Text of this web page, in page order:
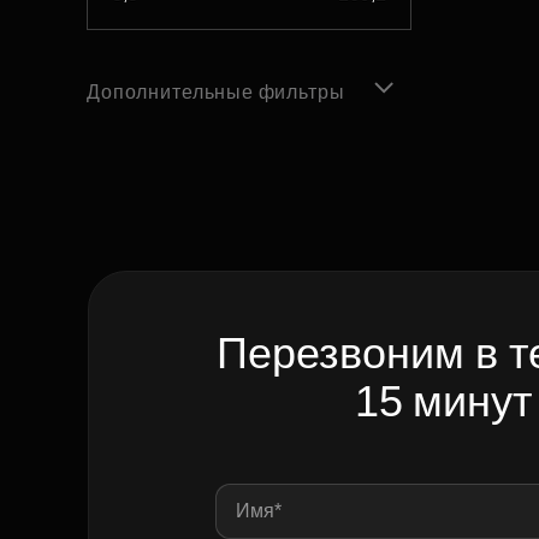
Дополнительные фильтры
Перезвоним в
15 минут